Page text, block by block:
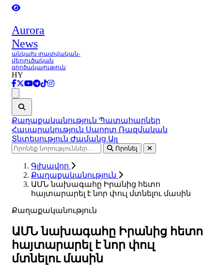
Aurora
News
անկախ լրատվական-
վերլուծական
գործակալություն
HY
Քաղաքականություն Պատահարներ
Հասարակություն Սպորտ Ռազմական
Տնտեսություն Ժամանց Այլ
Որոնել
Գլխավոր
Քաղաքականություն
ԱՄՆ նախագահը Իրանից հետո
հայտարարել է նոր փուլ մտնելու մասին
Քաղաքականություն
ԱՄՆ նախագահը Իրանից հետո
հայտարարել է նոր փուլ
մտնելու մասին